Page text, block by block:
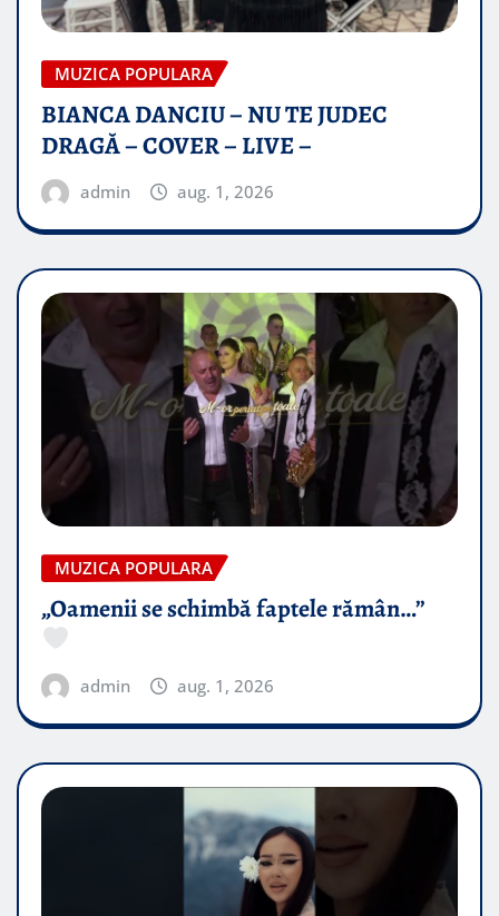
MUZICA POPULARA
BIANCA DANCIU – NU TE JUDEC
DRAGĂ – COVER – LIVE –
admin aug. 1, 2026
MUZICA POPULARA
„Oamenii se schimbă faptele rămân…”
admin aug. 1, 2026